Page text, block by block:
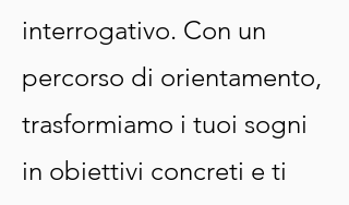
interrogativo. Con un
percorso di orientamento,
trasformiamo i tuoi sogni
in obiettivi concreti e ti